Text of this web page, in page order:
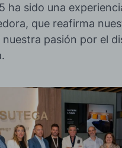
ha sido una
, que reafirma
pasión por el